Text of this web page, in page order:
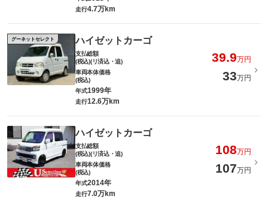
走行4.7万km
グーネットセレクト ハイゼットカーゴ
支払総額
(税込)(リ済込・追)
39.9万円
車両本体価格
(税込)
33万円
年式1999年
走行12.6万km
ハイゼットカーゴ
支払総額
(税込)(リ済込・追)
108万円
車両本体価格
(税込)
107万円
年式2014年
走行7.0万km